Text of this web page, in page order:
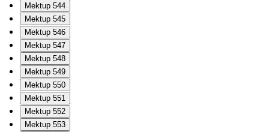
Mektup 544
Mektup 545
Mektup 546
Mektup 547
Mektup 548
Mektup 549
Mektup 550
Mektup 551
Mektup 552
Mektup 553